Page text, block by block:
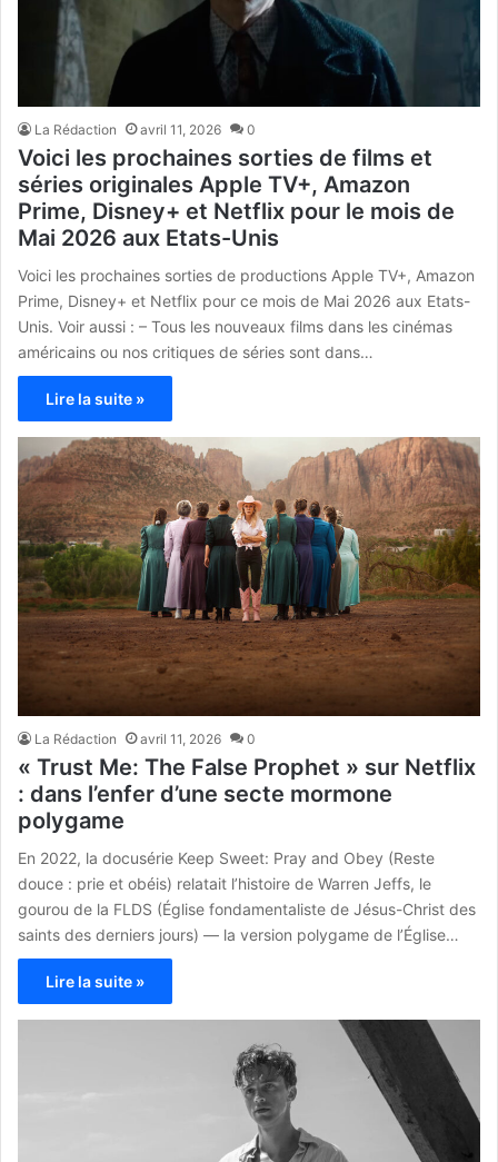
La Rédaction avril 11, 2026 0
Voici les prochaines sorties de films et
séries originales Apple TV+, Amazon
Prime, Disney+ et Netflix pour le mois de
Mai 2026 aux Etats-Unis
Voici les prochaines sorties de productions Apple TV+, Amazon
Prime, Disney+ et Netflix pour ce mois de Mai 2026 aux Etats-
Unis. Voir aussi : – Tous les nouveaux films dans les cinémas
américains ou nos critiques de séries sont dans…
Lire la suite »
La Rédaction avril 11, 2026 0
« Trust Me: The False Prophet » sur Netflix
: dans l’enfer d’une secte mormone
polygame
En 2022, la docusérie Keep Sweet: Pray and Obey (Reste
douce : prie et obéis) relatait l’histoire de Warren Jeffs, le
gourou de la FLDS (Église fondamentaliste de Jésus-Christ des
saints des derniers jours) — la version polygame de l’Église…
Lire la suite »